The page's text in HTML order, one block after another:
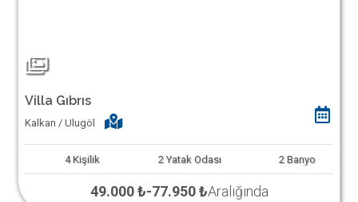
Villa Gıbrıs
Kalkan / Ulugöl
4 Kişilik 2 Yatak Odası 2 Banyo
49.000 ₺-77.950 ₺Aralığında